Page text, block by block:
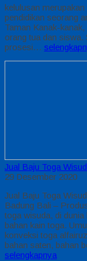
kelulusan
pendidikan seorang
Taman Kanak-
orang tua dan siswa.
prosesi…
Jual Baju Toga
29 Desember 2020
Jual Baju Toga
Badung Bali –
toga wisuda, di
bahan kain toga.
konveksi toga
bahan saten, bahan
selengkapnya